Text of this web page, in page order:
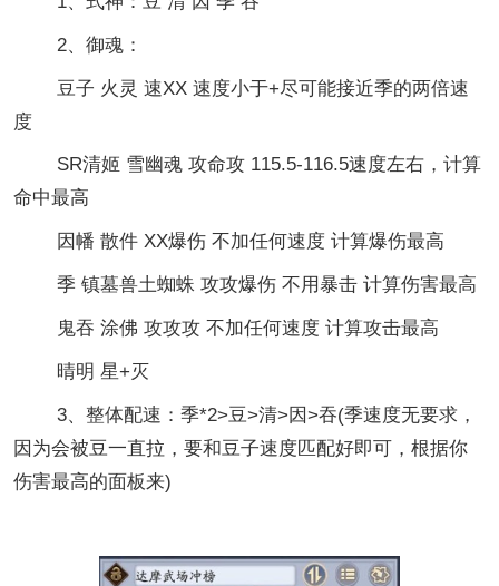
2、御魂：
豆子 火灵 速XX 速度小于+尽可能接近季的两倍速
度
SR清姬 雪幽魂 攻命攻 115.5-116.5速度左右，计算
命中最高
因幡 散件 XX爆伤 不加任何速度 计算爆伤最高
季 镇墓兽土蜘蛛 攻攻爆伤 不用暴击 计算伤害最高
鬼吞 涂佛 攻攻攻 不加任何速度 计算攻击最高
晴明 星+灭
3、整体配速：季*2>豆>清>因>吞(季速度无要求，
因为会被豆一直拉，要和豆子速度匹配好即可，根据你
伤害最高的面板来)